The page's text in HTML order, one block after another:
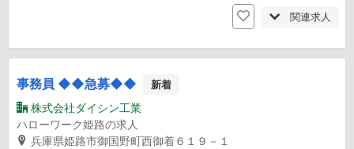
関連求人
事務員 ◆◆急募◆◆ 新着
株式会社ダイシン工業
ハローワーク姫路の求人
兵庫県姫路市御国野町西御着６１９－１